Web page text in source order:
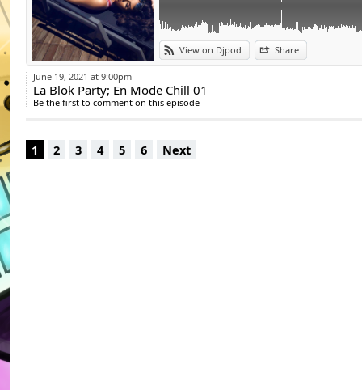
DJ, Remixeur,
l'Art de l'Open
Culture Musicale,
View on Djpod Share
June 19, 2021 at 9:00pm
La Blok Party; En Mode Chill 01
Be the first to comment on this episode
1 2 3 4 5 6 Next